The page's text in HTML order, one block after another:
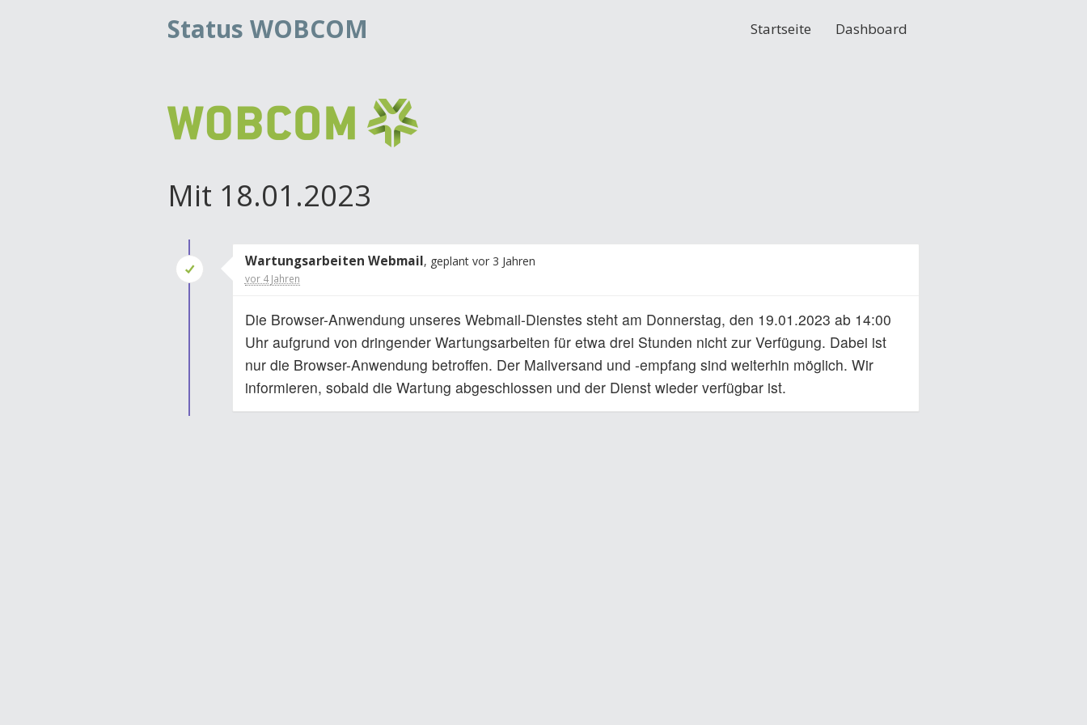
Status WOBCOM Startseite Dashboard
Mit 18.01.2023
Wartungsarbeiten Webmail, geplant vor 3 Jahren
vor 4 Jahren
Die Browser-Anwendung unseres Webmail-Dienstes steht am Donnerstag, den 19.01.2023 ab 14:00
Uhr aufgrund von dringender Wartungsarbeiten für etwa drei Stunden nicht zur Verfügung. Dabei ist
nur die Browser-Anwendung betroffen. Der Mailversand und -empfang sind weiterhin möglich. Wir
informieren, sobald die Wartung abgeschlossen und der Dienst wieder verfügbar ist.